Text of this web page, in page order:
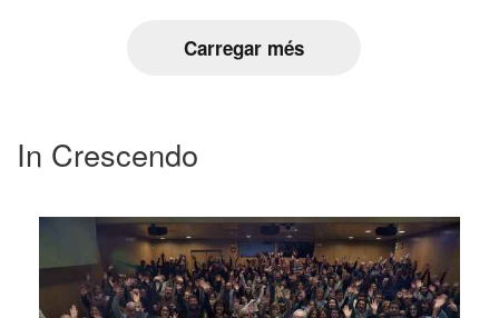
Carregar més
In Crescendo